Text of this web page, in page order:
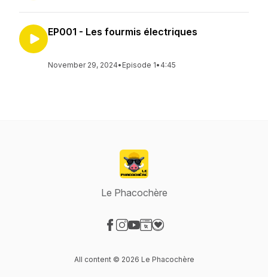
EP001 - Les fourmis électriques
November 29, 2024• Episode 1• 4:45
Le Phacochère
All content © 2026 Le Phacochère